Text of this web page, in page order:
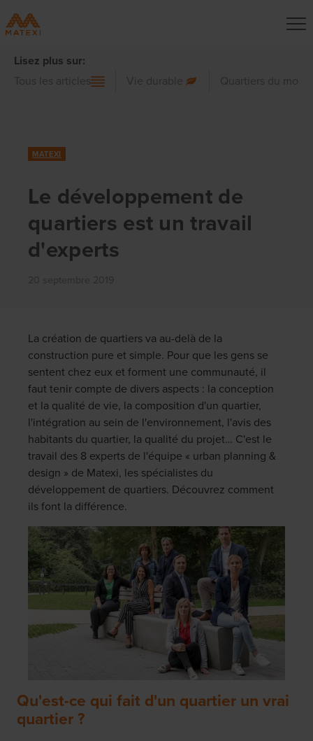
Lisez plus sur:
Tous les articles
Vie durable Quartiers du
MATEXI
Le développement de
quartiers est un travail
d'experts
La création de quartiers va au-delà de la
construction pure et simple. Pour que les gens se
sentent chez eux et forment une communauté, il
faut tenir compte de divers aspects : la conception
et la qualité de vie, la composition d'un quartier,
l'intégration au sein de l'environnement, l'avis des
habitants du quartier, la qualité du projet… C'est le
travail des 8 experts de l'équipe « urban planning &
design » de Matexi, les spécialistes du
développement de quartiers. Découvrez comment
ils font la différence.
Qu'est-ce qui fait d'un quartier un vrai
quartier ?